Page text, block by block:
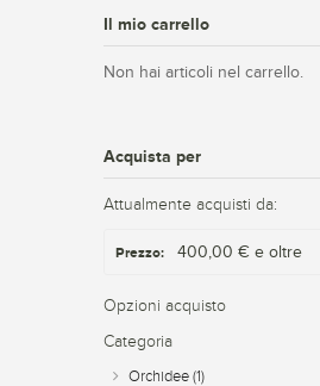
Il mio carrello
Non hai articoli nel carrello.
Acquista per
Attualmente acquisti da:
Prezzo: 400,00 € e oltre
Opzioni acquisto
Categoria
Orchidee (1)